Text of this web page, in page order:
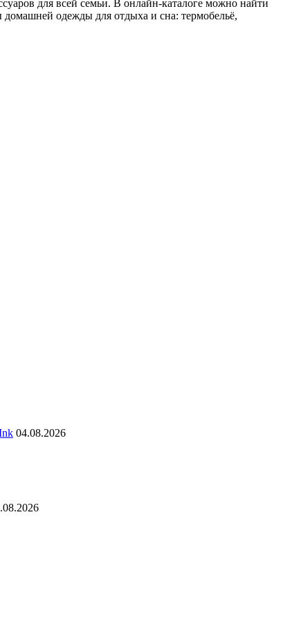
для всей семьи. В онлайн-каталоге можно найти
одежды для отдыха и сна: термобельё,
04.08.2026